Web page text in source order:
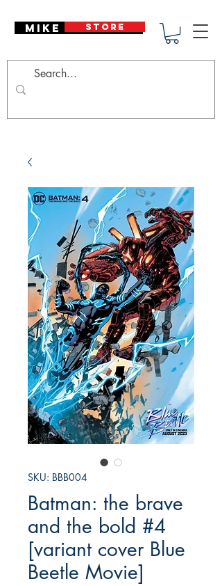
Mike Deodato
STORE
SKU: BBB004
Batman: the brave
and the bold #4
[variant cover Blue
Beetle Movie]